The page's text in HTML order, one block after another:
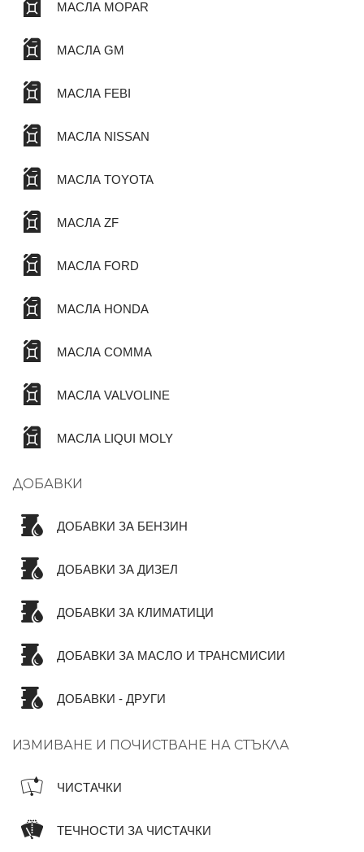
МАСЛА MOPAR
МАСЛА GM
МАСЛА FEBI
МАСЛА NISSAN
МАСЛА TOYOTA
МАСЛА ZF
МАСЛА FORD
МАСЛА HONDA
МАСЛА COMMA
МАСЛА VALVOLINE
МАСЛА LIQUI MOLY
ДОБАВКИ
ДОБАВКИ ЗА БЕНЗИН
ДОБАВКИ ЗА ДИЗЕЛ
ДОБАВКИ ЗА КЛИМАТИЦИ
ДОБАВКИ ЗА МАСЛО И ТРАНСМИСИИ
ДОБАВКИ - ДРУГИ
ИЗМИВАНЕ И ПОЧИСТВАНЕ НА СТЪКЛА
ЧИСТАЧКИ
ТЕЧНОСТИ ЗА ЧИСТАЧКИ